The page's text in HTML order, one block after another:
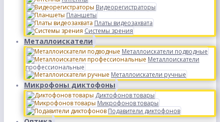
Видеорегистраторы
Планшеты
Платы видеозахвата
Системы зрения
Металлоискатели
Металлоискатели подводные
Металлоискатели
профессиональные
Металлоискатели ручные
Микрофоны диктофоны
Диктофонов товары
Микрофонов товары
Подавители диктофонов